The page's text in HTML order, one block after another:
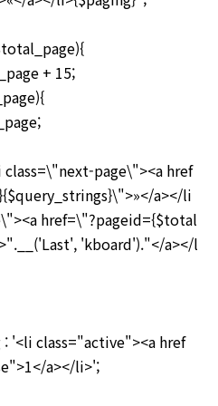
+ 15;
page\"><a href
a></li
href=\"?pageid={$total
'kboard')."</a></l
'<li class="active"><a href
a></li>';